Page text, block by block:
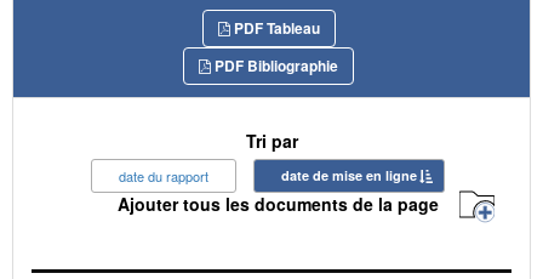
PDF Tableau
PDF Bibliographie
Tri par
date du rapport date de mise en ligne
Ajouter tous les documents de la page